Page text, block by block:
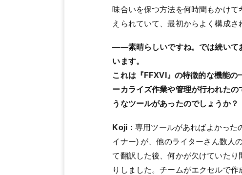
味合いを保つ方法を何時間もかけ
えられていて、最初からよく構成
――素晴らしいですね。では続いて
います。
これは『FFXVI』の特徴的な機能の
ーカライズ作業や管理が行われた
うなツールがあったのでしょうか？
Koji：専用ツールがあればよかった
イナー) が、他のライターさん数人
て翻訳した後、何かが欠けていた
りしました。チームがエクセルで